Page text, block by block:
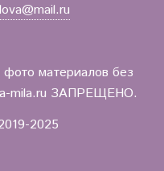
фото материалов без
mila.ru ЗАПРЕЩЕНО.
2025